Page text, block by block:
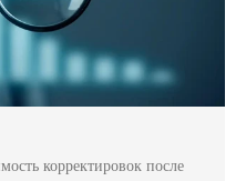
корректировок после